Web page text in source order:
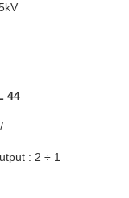
44
: 2 ÷ 1